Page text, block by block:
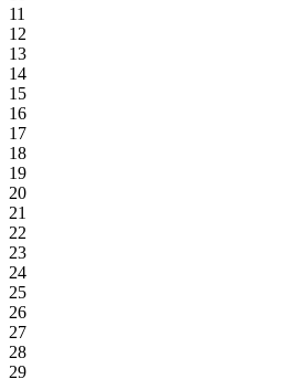
11
12
13
14
15
16
17
18
19
20
21
22
23
24
25
26
27
28
29